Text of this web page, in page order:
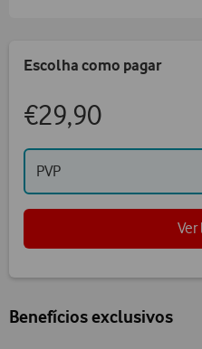
Escolha como pagar
€29,90
PVP
Ver
Benefícios exclusivos